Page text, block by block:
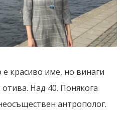
красиво име, но винаги
Над 40. Понякога
антрополог.